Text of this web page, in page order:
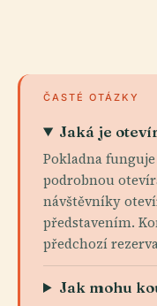
ČASTÉ OTÁZKY
Jaká je
Pokladna
podrobnou
návštěvníky
představením.
předchozí
Jak mohu